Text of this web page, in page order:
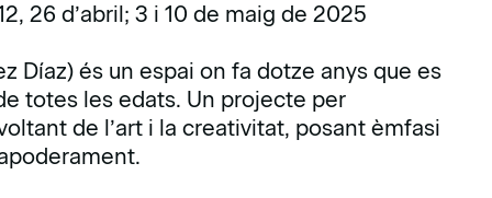
26 d’abril; 3 i 10 de maig de 2025
Díaz) és un espai on fa dotze anys que es
totes les edats. Un projecte per
de l’art i la creativitat, posant èmfasi